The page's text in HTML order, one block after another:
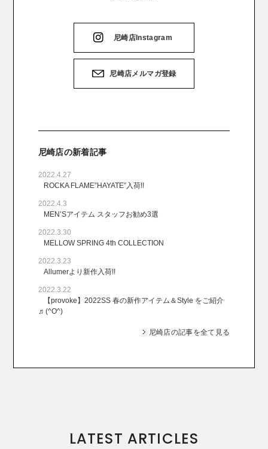
尼崎店Instagram
尼崎店メルマガ登録
尼崎店の新着記事
2022.4.27
ROCKA FLAME”HAYATE”入荷!!
2022.4.3
MEN’Sアイテム スタッフお勧め3選
2022.3.30
MELLOW SPRING 4th COLLECTION
2022.3.23
Allumerより新作入荷!!
2022.3.22
【provoke】2022SS 春の新作アイテム＆Style をご紹介
♬(^O^)
尼崎店の記事を全て見る
LATEST ARTICLES